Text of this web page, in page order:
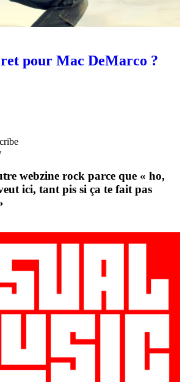
pour Mac DeMarco ?
webzine rock parce que « ho,
ici, tant pis si ça te fait pas